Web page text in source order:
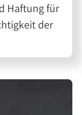
Haftung für
der